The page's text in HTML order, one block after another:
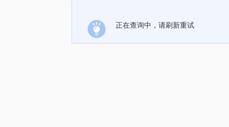
正在查询中，请刷新重试